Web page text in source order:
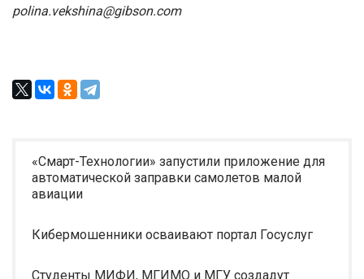
polina.vekshina@gibson.com
«Смарт-Технологии» запустили приложение для
автоматической заправки самолетов малой
авиации
Кибермошенники осваивают портал Госуслуг
Студенты МИФИ, МГИМО и МГУ создадут